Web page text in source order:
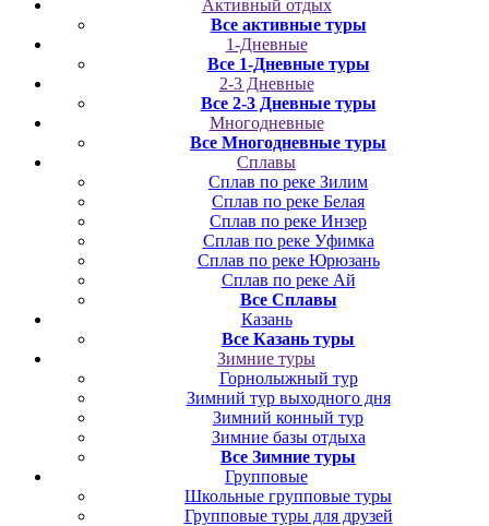
Активный отдых
Все активные туры
1-Дневные
Все 1-Дневные туры
2-3 Дневные
Все 2-3 Дневные туры
Многодневные
Все Многодневные туры
Сплавы
Сплав по реке Зилим
Сплав по реке Белая
Сплав по реке Инзер
Сплав по реке Уфимка
Сплав по реке Юрюзань
Сплав по реке Ай
Все Сплавы
Казань
Все Казань туры
Зимние туры
Горнолыжный тур
Зимний тур выходного дня
Зимний конный тур
Зимние базы отдыха
Все Зимние туры
Групповые
Школьные групповые туры
Групповые туры для друзей